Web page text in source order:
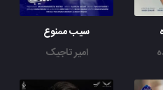
سیب ممنوع
امیر تاجیک